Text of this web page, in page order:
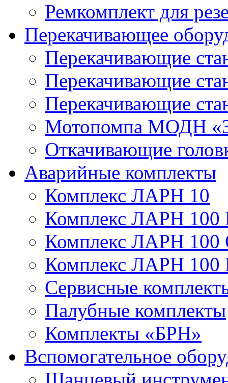
Ремкомплект для
Перекачивающее
Перекачивающие
Перекачивающие
Перекачивающие
Мотопомпа МОДН
Откачивающие
Аварийные комплекты
Комплекс ЛАРН 10
Комплекс ЛАРН 100
Комплекс ЛАРН 100
Комплекс ЛАРН 100
Сервисные
Палубные комплекты
Комплекты «БРН»
Вспомогательное